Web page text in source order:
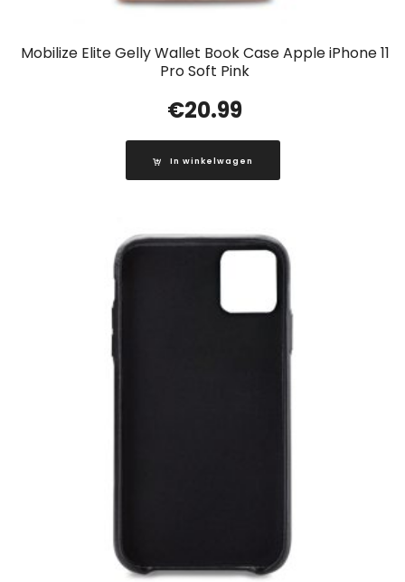
Mobilize Elite Gelly Wallet Book Case Apple iPhone 11
Pro Soft Pink
€20.99
In winkelwagen